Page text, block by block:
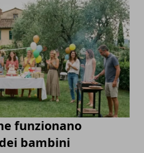
funzionano
bambini